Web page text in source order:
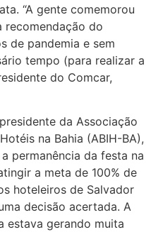
“A gente comemorou
recomendação do
de pandemia e sem
tempo (para realizar a
do Comcar,
da Associação
na Bahia (ABIH-BA),
permanência da festa na
a meta de 100% de
hoteleiros de Salvador
decisão acertada. A
estava gerando muita